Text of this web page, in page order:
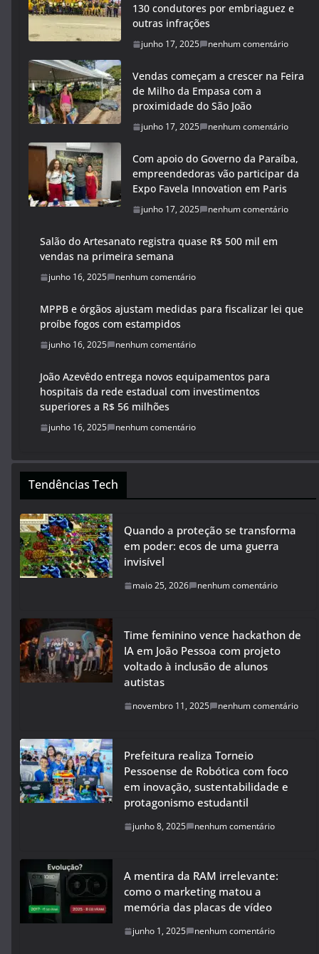
130 condutores por embriaguez e
outras infrações
junho 17, 2025 nenhum comentário
Vendas começam a crescer na Feira
de Milho da Empasa com a
proximidade do São João
junho 17, 2025 nenhum comentário
Com apoio do Governo da Paraíba,
empreendedoras vão participar da
Expo Favela Innovation em Paris
junho 17, 2025 nenhum comentário
Salão do Artesanato registra quase R$ 500 mil em
vendas na primeira semana
junho 16, 2025 nenhum comentário
MPPB e órgãos ajustam medidas para fiscalizar lei que
proíbe fogos com estampidos
junho 16, 2025 nenhum comentário
João Azevêdo entrega novos equipamentos para
hospitais da rede estadual com investimentos
superiores a R$ 56 milhões
junho 16, 2025 nenhum comentário
Tendências Tech
Quando a proteção se transforma
em poder: ecos de uma guerra
invisível
maio 25, 2026 nenhum comentário
Time feminino vence hackathon de
IA em João Pessoa com projeto
voltado à inclusão de alunos
autistas
novembro 11, 2025 nenhum comentário
Prefeitura realiza Torneio
Pessoense de Robótica com foco
em inovação, sustentabilidade e
protagonismo estudantil
junho 8, 2025 nenhum comentário
A mentira da RAM irrelevante:
como o marketing matou a
memória das placas de vídeo
junho 1, 2025 nenhum comentário